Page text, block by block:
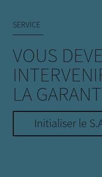
SERVICE
VOUS
LA
Initialiser le